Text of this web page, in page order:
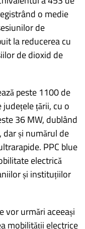
o medie
de
la reducerea cu
de dioxid de
peste 1100 de
țării, cu o
36 MW, dublând
și numărul de
PPC blue
electrică
și instituțiilor
vor urmări aceeași
mobilității electrice